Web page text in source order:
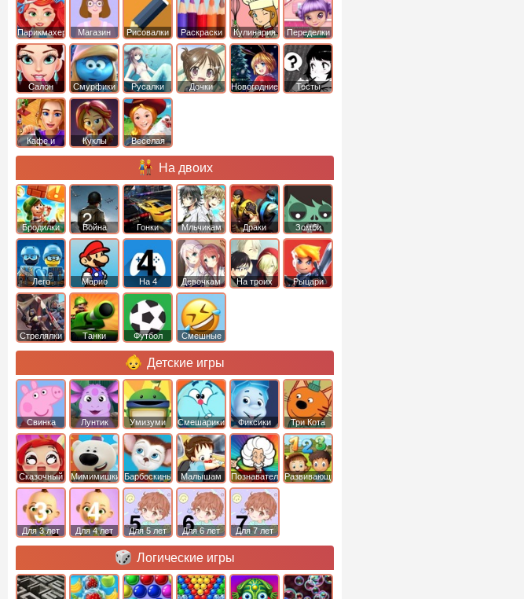
Парикмахер Магазин Рисовалки Раскраски Кулинария Переделки
Салон Смурфики Русалки Дочки Новогодние Тесты
Кафе и
Куклы
Веселая
На двоих
Бродилки Война Гонки Мльчикам Драки Зомби
Лего Марио На 4 Девочкам На троих Рыцари
Стрелялки Танки Футбол Смешные
Детские игры
Свинка
Пеппа
Лунтик Умизуми Смешарики Фиксики Три Кота
Сказочный
патруль
Мимимишки Барбоскины Малышам ПознавательныеРазвивающие
Для 3 лет Для 4 лет Для 5 лет Для 6 лет Для 7 лет
Логические игры